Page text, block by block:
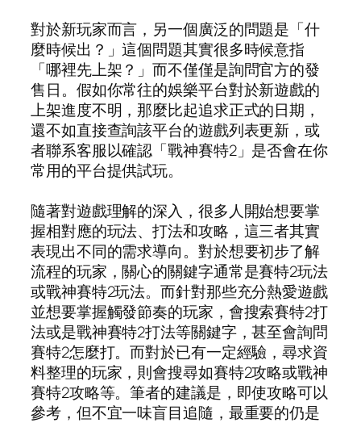
對於新玩家而言，另一個廣泛的問題是「什
麼時候出？」這個問題其實很多時候意指
「哪裡先上架？」而不僅僅是詢問官方的發
售日。假如你常往的娛樂平台對於新遊戲的
上架進度不明，那麼比起追求正式的日期，
還不如直接查詢該平台的遊戲列表更新，或
者聯系客服以確認「戰神賽特2」是否會在你
常用的平台提供試玩。
隨著對遊戲理解的深入，很多人開始想要掌
握相對應的玩法、打法和攻略，這三者其實
表現出不同的需求導向。對於想要初步了解
流程的玩家，關心的關鍵字通常是賽特2玩法
或戰神賽特2玩法。而針對那些充分熱愛遊戲
並想要掌握觸發節奏的玩家，會搜索賽特2打
法或是戰神賽特2打法等關鍵字，甚至會詢問
賽特2怎麼打。而對於已有一定經驗，尋求資
料整理的玩家，則會搜尋如賽特2攻略或戰神
賽特2攻略等。筆者的建議是，即使攻略可以
參考，但不宜一味盲目追隨，最重要的仍是